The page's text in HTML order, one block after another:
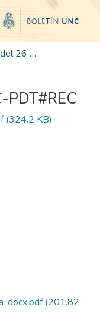
Edición 001/2025 del 26 de mayo de 2025
(324.2 KB)
.docx.pdf(201.82